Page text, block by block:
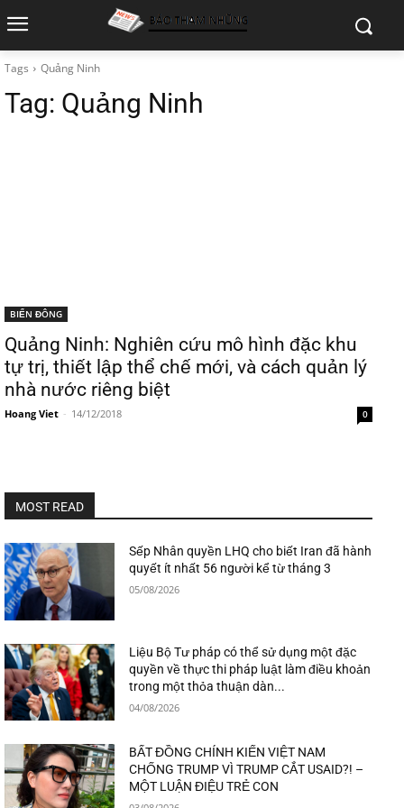
Tags Quảng Ninh
Tag: Quảng Ninh
BIỂN ĐÔNG
Quảng Ninh: Nghiên cứu mô hình đặc khu
tự trị, thiết lập thể chế mới, và cách quản lý
nhà nước riêng biệt
Hoang Viet - 14/12/2018 0
MOST READ
Sếp Nhân quyền LHQ cho biết Iran đã hành
quyết ít nhất 56 người kể từ tháng 3
05/08/2026
Liệu Bộ Tư pháp có thể sử dụng một đặc
quyền về thực thi pháp luật làm điều khoản
trong một thỏa thuận dàn...
04/08/2026
BẤT ĐỒNG CHÍNH KIẾN VIỆT NAM
CHỐNG TRUMP VÌ TRUMP CẮT USAID?! –
MỘT LUẬN ĐIỆU TRẺ CON